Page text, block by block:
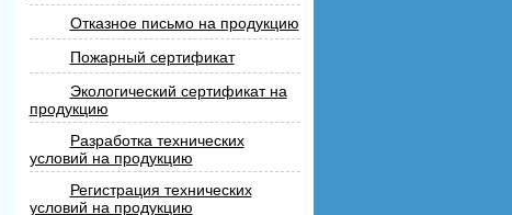
Отказное письмо на продукцию
Пожарный сертификат
Экологический сертификат на
продукцию
Разработка технических
условий на продукцию
Регистрация технических
условий на продукцию